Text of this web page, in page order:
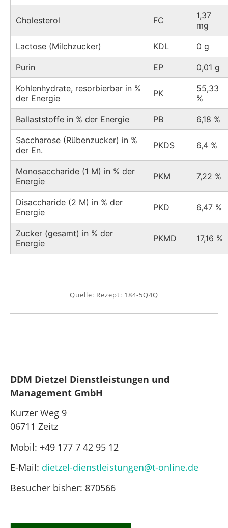
Cholesterol FC
1,37
mg
Lactose (Milchzucker) KDL 0 g
Purin EP 0,01 g
Kohlenhydrate, resorbierbar in %
der Energie
PK
55,33
%
Ballaststoffe in % der Energie PB 6,18 %
Saccharose (Rübenzucker) in %
der En.
PKDS 6,4 %
Monosaccharide (1 M) in % der
Energie
PKM 7,22 %
Disaccharide (2 M) in % der
Energie
PKD 6,47 %
Zucker (gesamt) in % der
Energie
PKMD 17,16 %
Quelle: Rezept: 184-5Q4Q
DDM Dietzel Dienstleistungen und
Management GmbH
Kurzer Weg 9
06711 Zeitz
Mobil: +49 177 7 42 95 12
E-Mail: dietzel-dienstleistungen@t-online.de
Besucher bisher: 870566